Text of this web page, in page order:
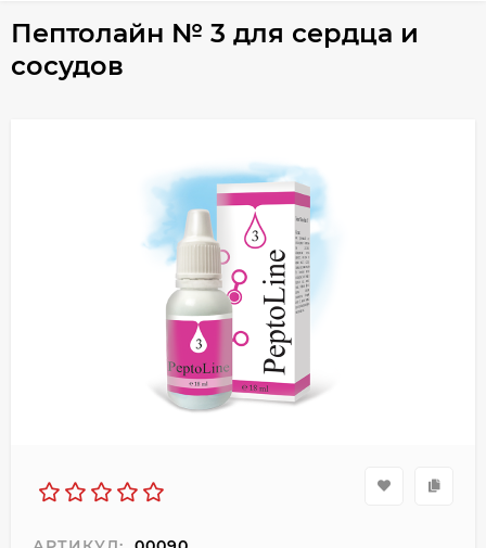
Пептолайн № 3 для сердца и
сосудов